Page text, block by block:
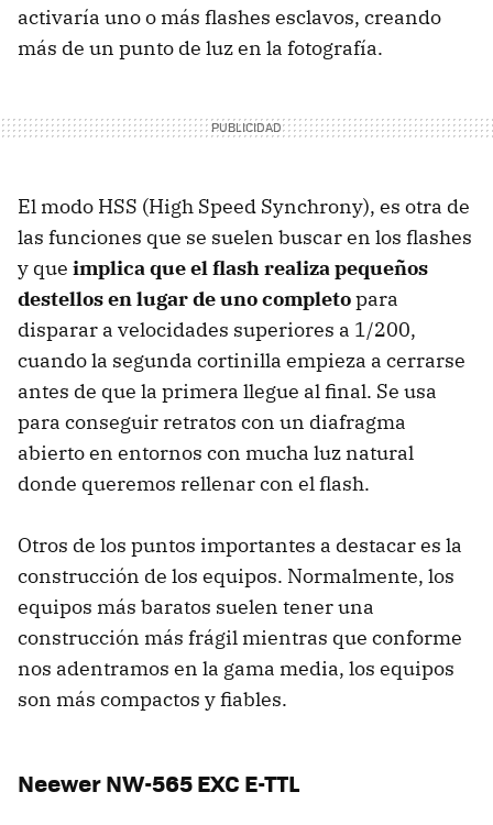
activaría uno o más flashes esclavos, creando
más de un punto de luz en la fotografía.
El modo HSS (High Speed Synchrony), es otra de
las funciones que se suelen buscar en los flashes
y que implica que el flash realiza pequeños
destellos en lugar de uno completopara
disparar a velocidades superiores a 1/200,
cuando la segunda cortinilla empieza a cerrarse
antes de que la primera llegue al final. Se usa
para conseguir retratos con un diafragma
abierto en entornos con mucha luz natural
donde queremos rellenar con el flash.
Otros de los puntos importantes a destacar es la
construcción de los equipos. Normalmente, los
equipos más baratos suelen tener una
construcción más frágil mientras que conforme
nos adentramos en la gama media, los equipos
son más compactos y fiables.
Neewer NW-565 EXC E-TTL